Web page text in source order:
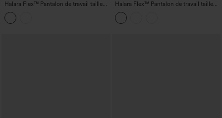
Halara Flex™ Pantalon de travail taille
haute « paper bag », ceinturé, avec
poches et jambes larges
Halara Flex™ Pantalon de travail taille
haute avec poches zippées et coupe
droite